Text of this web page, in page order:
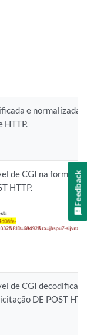
e normalizada
HTTP.
de CGI na forma de
HTTP.
de CGI
DE POST
Feedback